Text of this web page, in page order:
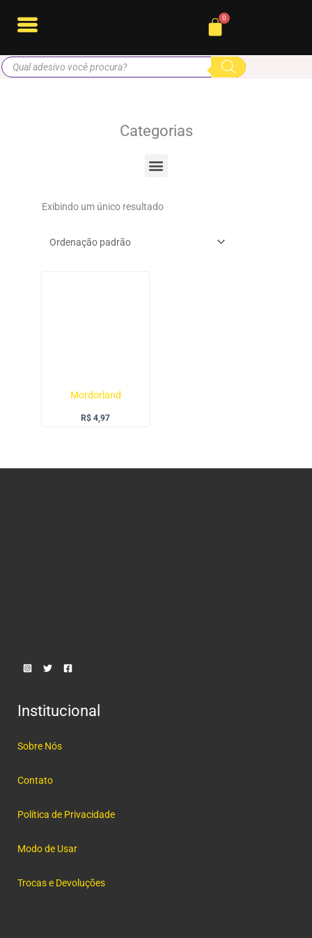
para
conteúdo
Cart
Pesquisar
produtos
Categorias
Menu
Exibindo um único resultado
Mordorland
R$ 4,97
Institucional
Sobre Nós
Contato
Política de Privacidade
Modo de Usar
Trocas e Devoluções